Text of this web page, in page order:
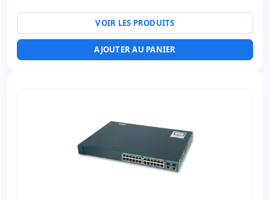
VOIR LES PRODUITS
AJOUTER AU PANIER